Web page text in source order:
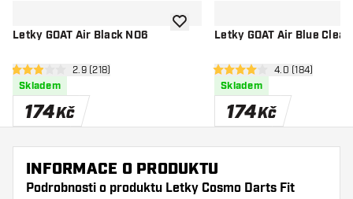
Letky GOAT Air Black NO6
otevřít panel recenzí
2.9 hodnoticí hvězdičky
2.9 (218)
Skladem
174Kč
Přidat do seznamu přání
Letky GOAT Air Blue Clear
otevřít panel
4 hodnoticí hvězdičky
4.0 (184)
Skladem
174Kč
INFORMACE O PRODUKTU
Podrobnosti o produktu Letky Cosmo Darts Fit